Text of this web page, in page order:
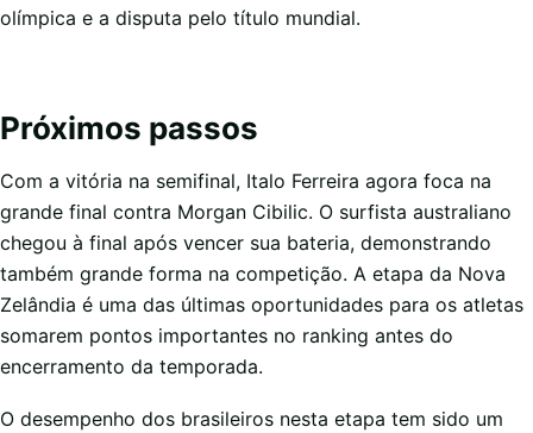
olímpica e a disputa pelo título mundial.
Próximos passos
Com a vitória na semifinal, Italo Ferreira agora foca na
grande final contra Morgan Cibilic. O surfista australiano
chegou à final após vencer sua bateria, demonstrando
também grande forma na competição. A etapa da Nova
Zelândia é uma das últimas oportunidades para os atletas
somarem pontos importantes no ranking antes do
encerramento da temporada.
O desempenho dos brasileiros nesta etapa tem sido um